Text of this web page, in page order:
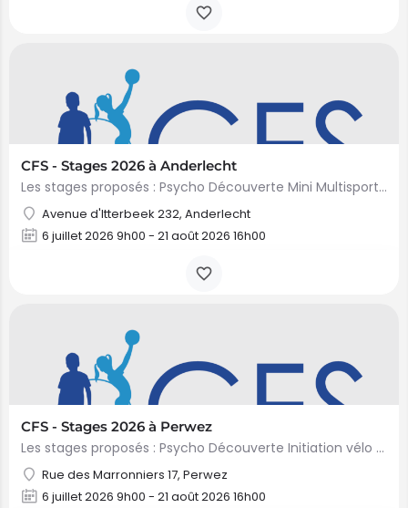
CFS - Stages 2026 à Anderlecht
Les stages proposés : Psycho Découverte Mini Multisports Initiation Vélo Mini Artiste Princesses &…
Avenue d'Itterbeek 232, Anderlecht
6 juillet 2026 9h00 - 21 août 2026 16h00
CFS - Stages 2026 à Perwez
Les stages proposés : Psycho Découverte Initiation vélo Mini Gym Mini Multisports Mini Danse &…
Rue des Marronniers 17, Perwez
6 juillet 2026 9h00 - 21 août 2026 16h00